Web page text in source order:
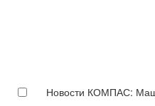
Новости КОМПАС: